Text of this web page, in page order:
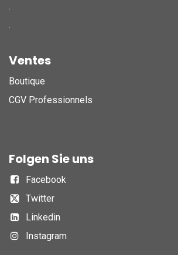
.
.
Ventes
Boutique
CGV Professionnels
Folgen Sie uns
Facebook
Twitter
Linkedin
Instagram